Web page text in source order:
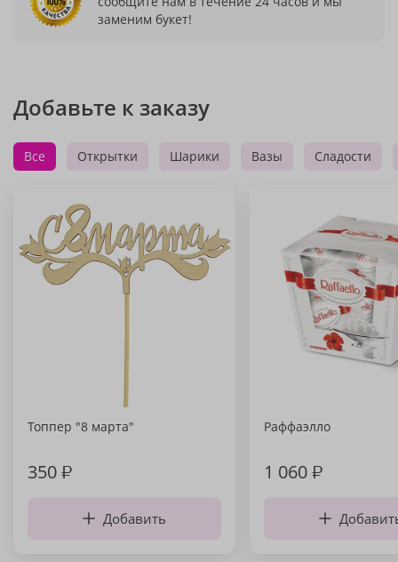
заменим букет!
Добавьте к заказу
Все Открытки Шарики Вазы Сладости
Топпер "8 марта"
350₽
Добавить
Раффаэлло
1 060₽